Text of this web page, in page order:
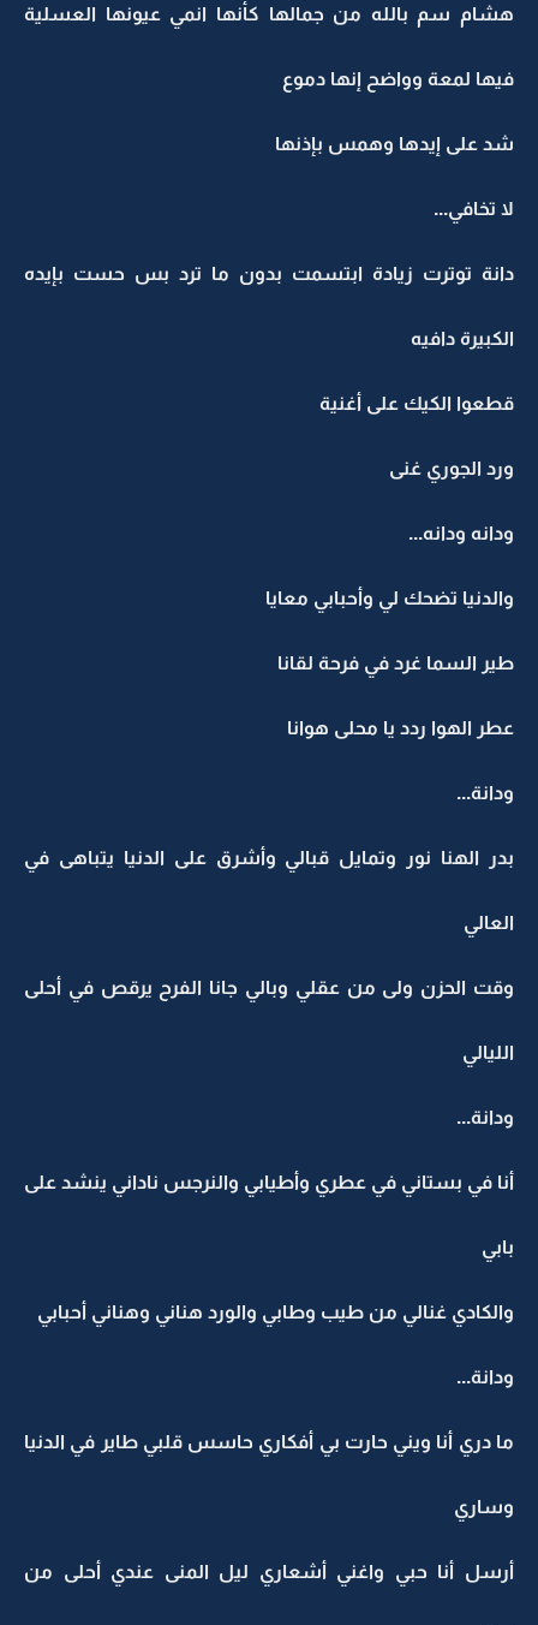
هشام سم بالله من جمالها كأنها انمي عيونها العسلية
فيها لمعة وواضح إنها دموع
شد على إيدها وهمس بإذنها
لا تخافي...
دانة توترت زيادة ابتسمت بدون ما ترد بس حست بإيده
الكبيرة دافيه
قطعوا الكيك على أغنية
ورد الجوري غنى
ودانه ودانه...
والدنيا تضحك لي وأحبابي معايا
طير السما غرد في فرحة لقانا
عطر الهوا ردد يا محلى هوانا
ودانة...
بدر الهنا نور وتمايل قبالي وأشرق على الدنيا يتباهى في
العالي
وقت الحزن ولى من عقلي وبالي جانا الفرح يرقص في أحلى
الليالي
ودانة...
أنا في بستاني في عطري وأطيابي والنرجس ناداني ينشد على
بابي
والكادي غنالي من طيب وطابي والورد هناني وهناني أحبابي
ودانة...
ما دري أنا ويني حارت بي أفكاري حاسس قلبي طاير في الدنيا
وساري
أرسل أنا حبي واغني أشعاري ليل المنى عندي أحلى من